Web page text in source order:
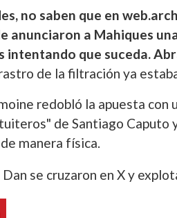
no saben que en
anunciaron a Mahiques
intentando que suceda.
de la filtración ya
redobló la apuesta con
de Santiago Caputo
manera física.